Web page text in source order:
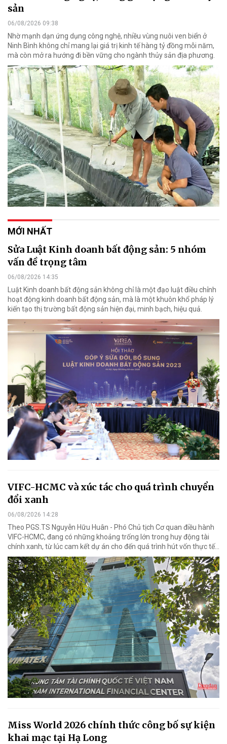
sản
06/08/2026 09:38
Nhờ mạnh dạn ứng dụng công nghệ, nhiều vùng nuôi ven biển ở
Ninh Bình không chỉ mang lại giá trị kinh tế hàng tỷ đồng mỗi năm,
mà còn mở ra hướng đi bền vững cho ngành thủy sản địa phương.
MỚI NHẤT
Sửa Luật Kinh doanh bất động sản: 5 nhóm
vấn đề trọng tâm
06/08/2026 14:35
Luật Kinh doanh bất động sản không chỉ là một đạo luật điều chỉnh
hoạt động kinh doanh bất động sản, mà là một khuôn khổ pháp lý
kiến tạo thị trường bất động sản hiện đại, minh bạch, hiệu quả.
VIFC-HCMC và xúc tác cho quá trình chuyển
đổi xanh
06/08/2026 14:28
Theo PGS.TS Nguyễn Hữu Huân - Phó Chủ tịch Cơ quan điều hành
VIFC-HCMC, đang có những khoảng trống lớn trong huy động tài
chính xanh, từ lúc cam kết dự án cho đến quá trình hút vốn thực tế...
Miss World 2026 chính thức công bố sự kiện
khai mạc tại Hạ Long